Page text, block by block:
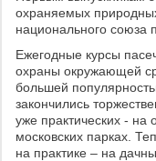
охраняемых
национального союза
Ежегодные курсы
охраны окружающей
большей
закончились
уже практических -
московских парках.
на практике – на